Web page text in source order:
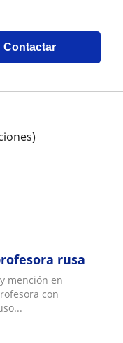
Contactar
rusa
mención en
con